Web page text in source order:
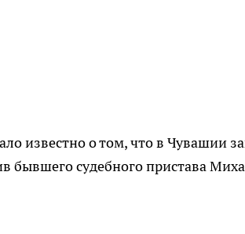
известно о том, что в Чувашии
бывшего судебного пристава